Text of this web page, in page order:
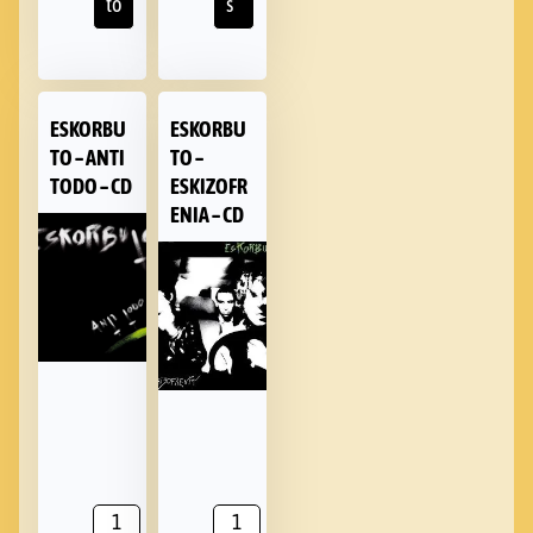
to
s
ESKORBU
TO – ANTI
TODO – CD
ESKORBU
TO –
ESKIZOFR
ENIA – CD